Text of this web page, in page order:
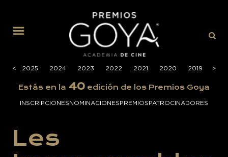
< 2025 2024 2023 2022 2021 2020 2019 2018
>
Estás en la 40 edición de los Premios Goya
INSCRIPCIONESNOMINACIONESPREMIOSPATROCINADORES
Les